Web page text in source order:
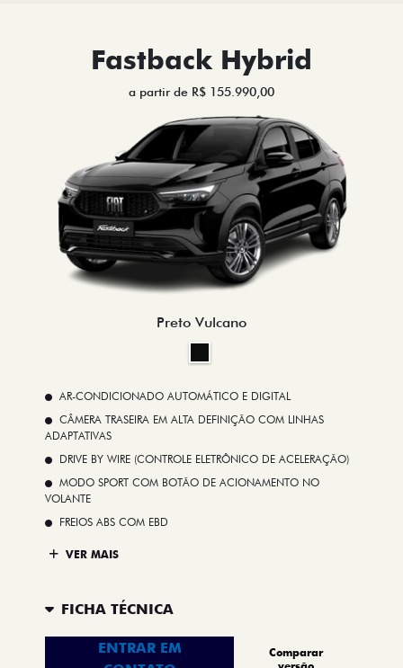
Fastback Hybrid
a partir de R$ 155.990,00
Preto Vulcano
AR-CONDICIONADO AUTOMÁTICO E DIGITAL
CÂMERA TRASEIRA EM ALTA DEFINIÇÃO COM LINHAS
ADAPTATIVAS
DRIVE BY WIRE (CONTROLE ELETRÔNICO DE ACELERAÇÃO)
MODO SPORT COM BOTÃO DE ACIONAMENTO NO
VOLANTE
FREIOS ABS COM EBD
VER MAIS
FICHA TÉCNICA
ENTRAR EM
Comparar